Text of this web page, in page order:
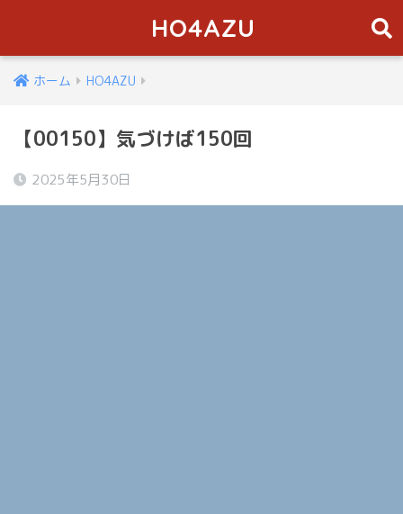
HO4AZU
ホーム HO4AZU
【00150】気づけば150回
2025年5月30日